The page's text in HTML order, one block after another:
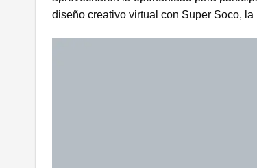
diseño creativo virtual con Super Soco,